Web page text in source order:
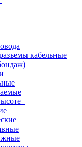
кабельные